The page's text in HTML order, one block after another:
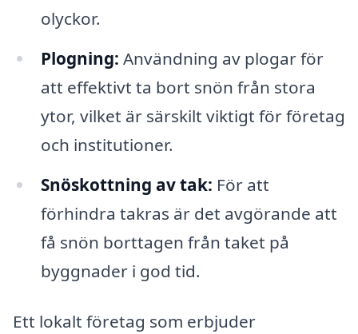
olyckor.
Plogning: Användning av plogar för
att effektivt ta bort snön från stora
ytor, vilket är särskilt viktigt för företag
och institutioner.
Snöskottning av tak: För att
förhindra takras är det avgörande att
få snön borttagen från taket på
byggnader i god tid.
Ett lokalt företag som erbjuder